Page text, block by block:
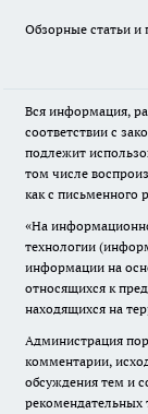
Обзорные статьи и
Вся информация,
соответствии с
подлежит
том числе
как с письменного
«На
технологии
информации на
относящихся к
находящихся на
Администрация
комментарии,
обсуждения тем и
рекомендательных